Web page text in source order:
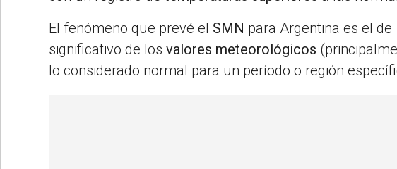
El fenómeno que prevé el SMN para Argentina es el
significativo de los valores meteorológicos
lo considerado normal para un período o región